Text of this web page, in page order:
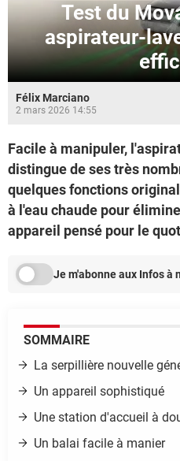
Test du
aspirateur-
Félix Marciano
2 mars 2026 14:55
Facile à manipuler,
distingue de ses très
quelques fonctions
à l'eau chaude pour
appareil pensé pour le
Je m'abonne aux Infos à
SOMMAIRE
La serpillière nouvelle
Un appareil sophistiqué
Une station d'accueil à
Un balai facile à manier